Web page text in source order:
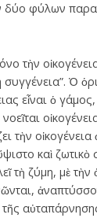
δύο φύλων
τὴν
Ὁ
εἶναι ὁ
τὴν οἰκογένεια
καὶ
τὴ ζύμη, μὲ